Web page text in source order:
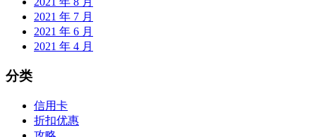
2021 年 7 月
2021 年 6 月
2021 年 4 月
分类
信用卡
折扣优惠